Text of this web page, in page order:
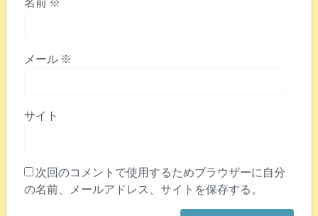
メール ※
サイト
次回のコメントで使用するためブラウザーに自分
の名前、メールアドレス、サイトを保存する。